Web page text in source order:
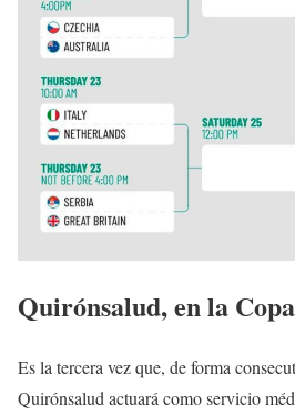
Quirónsalud, en la
Es la tercera vez que, de forma
Quirónsalud actuará como servicio